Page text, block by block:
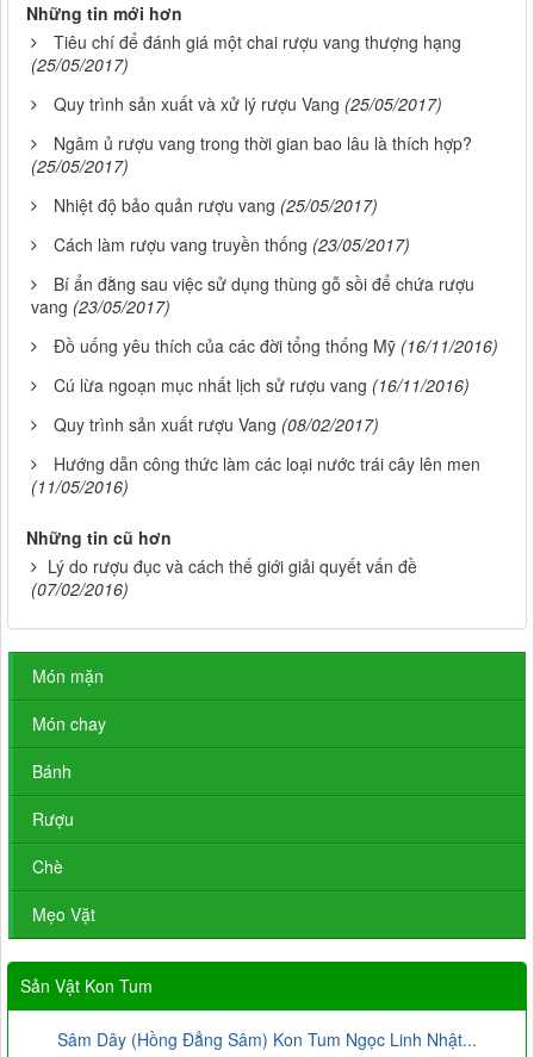
Những tin mới hơn
Tiêu chí để đánh giá một chai rượu vang thượng hạng
(25/05/2017)
Quy trình sản xuất và xử lý rượu Vang (25/05/2017)
Ngâm ủ rượu vang trong thời gian bao lâu là thích hợp?
(25/05/2017)
Nhiệt độ bảo quản rượu vang (25/05/2017)
Cách làm rượu vang truyền thống (23/05/2017)
Bí ẩn đằng sau việc sử dụng thùng gỗ sồi để chứa rượu
vang (23/05/2017)
Đồ uống yêu thích của các đời tổng thống Mỹ (16/11/2016)
Cú lừa ngoạn mục nhất lịch sử rượu vang (16/11/2016)
Quy trình sản xuất rượu Vang (08/02/2017)
Hướng dẫn công thức làm các loại nước trái cây lên men
(11/05/2016)
Những tin cũ hơn
Lý do rượu đục và cách thế giới giải quyết vấn đề
(07/02/2016)
Món mặn
Món chay
Bánh
Rượu
Chè
Mẹo Vặt
Sản Vật Kon Tum
Sâm Dây (Hồng Đẳng Sâm) Kon Tum Ngọc Linh Nhật...